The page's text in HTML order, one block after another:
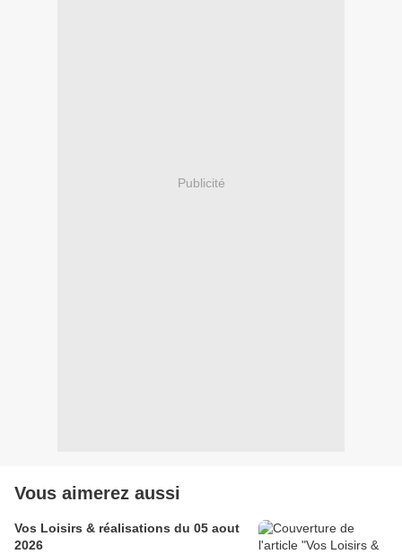
Publicité
Vous aimerez aussi
Vos Loisirs & réalisations du 05 aout
2026